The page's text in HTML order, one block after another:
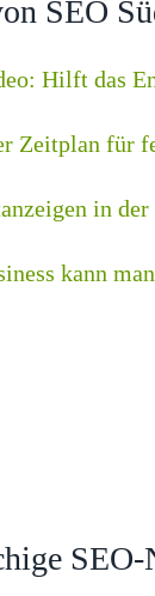
SEO
Hilft das
Zeitplan für
in der
kann
SEO-